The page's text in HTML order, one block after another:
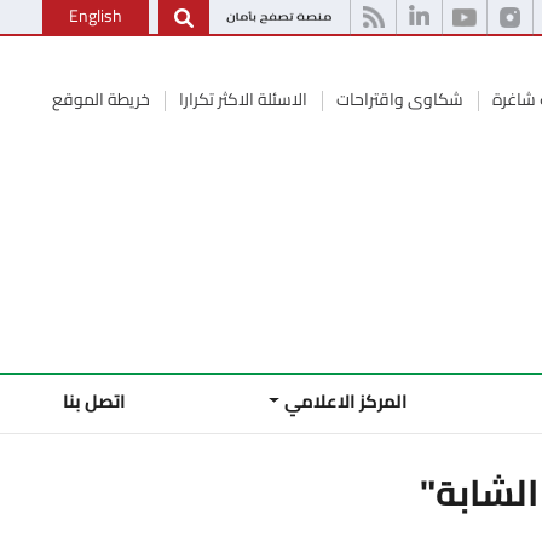
English
شكاوى واقتراحات الاسئلة الاكثر تكرارا خريطة الموقع
المركز الاعلامي اتصل بنا